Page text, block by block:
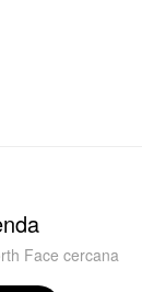
Face cercana